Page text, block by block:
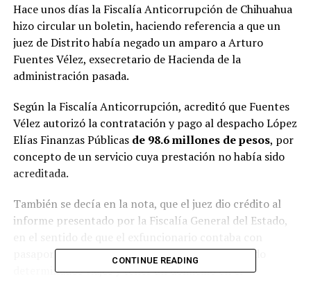
Hace unos días la Fiscalía Anticorrupción de Chihuahua
hizo circular un boletin, haciendo referencia a que un
juez de Distrito había negado un amparo a Arturo
Fuentes Vélez, exsecretario de Hacienda de la
administración pasada.
Según la Fiscalía Anticorrupción, acreditó que Fuentes
Vélez autorizó la contratación y pago al despacho López
Elías Finanzas Públicas de 98.6 millones de pesos, por
concepto de un servicio cuya prestación no había sido
acreditada.
También se decía en la nota, que el juez dio crédito al
informe presentado por la Fiscalía General del Estado,
pasaporte pero no visa, además de haber realizado
determinados viajes y tener un domicilio en el
CONTINUE READING